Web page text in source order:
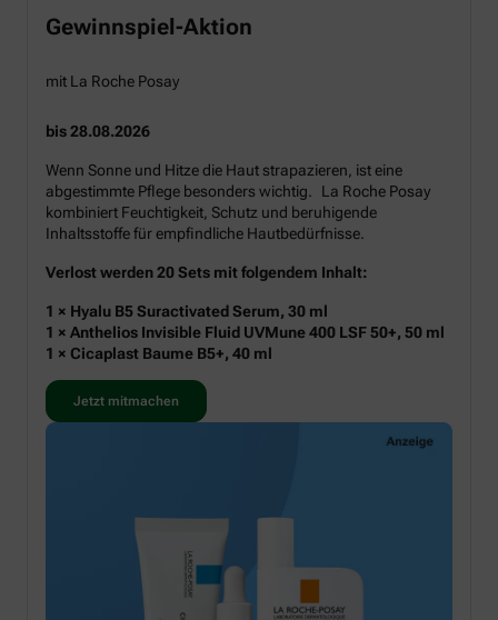
Gewinnspiel-Aktion
mit La Roche Posay
bis 28.08.2026
Wenn Sonne und Hitze die Haut strapazieren, ist eine
abgestimmte Pflege besonders wichtig. La Roche Posay
kombiniert Feuchtigkeit, Schutz und beruhigende
Inhaltsstoffe für empfindliche Hautbedürfnisse.
Verlost werden 20 Sets mit folgendem Inhalt:
1 × Hyalu B5 Suractivated Serum, 30 ml
1 × Anthelios Invisible Fluid UVMune 400 LSF 50+, 50 ml
1 × Cicaplast Baume B5+, 40 ml
Jetzt mitmachen